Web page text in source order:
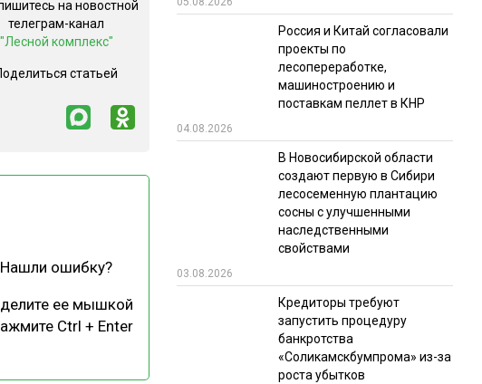
ИТОГИ МЕРОПРИЯТИЙ
на новостной
телеграм-канал
"Лесной комплекс"
статьей
Нашли ошибку?
ее мышкой
Ctrl + Enter
Россия и Китай согласовали
проекты по
лесопереработке,
машиностроению и
поставкам пеллет в КНР
04.08.2026
В Новосибирской области
создают первую в Сибири
лесосеменную плантацию
сосны с улучшенными
наследственными
свойствами
03.08.2026
Кредиторы требуют
запустить процедуру
банкротства
«Соликамскбумпрома» из-за
роста убытков